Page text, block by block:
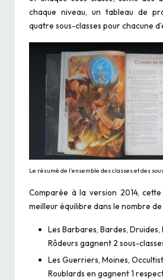
chaque niveau, un tableau de
quatre sous-classes pour chacune
Le résumé de l’ensemble des classes et des
Comparée à la version 2014,
meilleur équilibre dans le nombre
Les Barbares, Bardes,
Rôdeurs gagnent 2 sous-
Les Guerriers, Moines,
Roublards en gagnent 1